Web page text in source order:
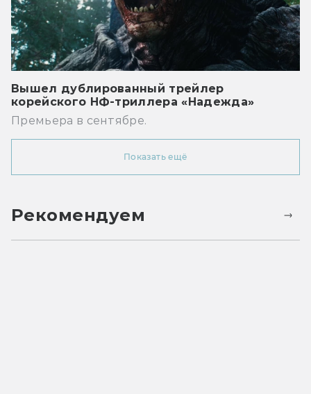
Вышел дублированный трейлер
корейского НФ-триллера «Надежда»
Премьера в сентябре.
Показать ещё
Рекомендуем